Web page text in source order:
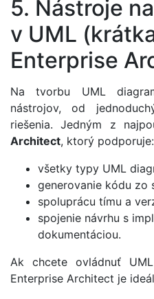
5. Nástroje
v UML
Enterprise
Na tvorbu UML
nástrojov, od
riešenia. Jedným z
Architect, ktorý podporuje:
všetky typy UML
generovanie kódu zo
spoluprácu tímu a
spojenie návrhu s
dokumentáciou.
Ak chcete ovládnuť
Enterprise Architect je